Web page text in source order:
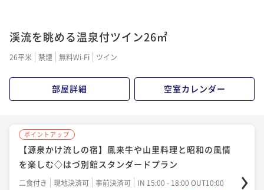
渓流を眺める温泉付ツイン26㎡
26平米 禁煙 無料Wi-Fi ツイン
部屋詳細 空室カレンダー
ポイントアップ
【源泉かけ流しの宿】鳳来牛や山里料理と昭和の風情
を楽しむ◇はづ別館スタンダードプラン
二食付き 現地決済可 事前決済可
IN 15:00 - 18:00 OUT10:00